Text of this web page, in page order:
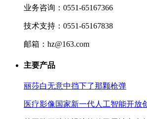
业务咨询：0551-65167366
技术支持：0551-65167838
邮箱：hz@163.com
主要产品
丽莎白无意中挡下了那颗枪弹
医疗影像国家新一代人工智能开放